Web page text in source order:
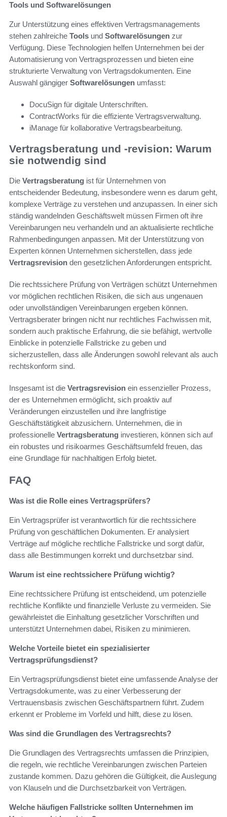
Tools und Softwarelösungen
Zur Unterstützung eines effektiven Vertragsmanagements
stehen zahlreiche Tools und Softwarelösungen zur
Verfügung. Diese Technologien helfen Unternehmen bei der
Automatisierung von Vertragsprozessen und bieten eine
strukturierte Verwaltung von Vertragsdokumenten. Eine
Auswahl gängiger Softwarelösungen umfasst:
DocuSign für digitale Unterschriften.
ContractWorks für die effiziente Vertragsverwaltung.
iManage für kollaborative Vertragsbearbeitung.
Vertragsberatung und -revision: Warum
sie notwendig sind
Die Vertragsberatung ist für Unternehmen von
entscheidender Bedeutung, insbesondere wenn es darum geht,
komplexe Verträge zu verstehen und anzupassen. In einer sich
ständig wandelnden Geschäftswelt müssen Firmen oft ihre
Vereinbarungen neu verhandeln und an aktualisierte rechtliche
Rahmenbedingungen anpassen. Mit der Unterstützung von
Experten können Unternehmen sicherstellen, dass jede
Vertragsrevision den gesetzlichen Anforderungen entspricht.
Die rechtssichere Prüfung von Verträgen schützt Unternehmen
vor möglichen rechtlichen Risiken, die sich aus ungenauen
oder unvollständigen Vereinbarungen ergeben können.
Vertragsberater bringen nicht nur rechtliches Fachwissen mit,
sondern auch praktische Erfahrung, die sie befähigt, wertvolle
Einblicke in potenzielle Fallstricke zu geben und
sicherzustellen, dass alle Änderungen sowohl relevant als auch
rechtskonform sind.
Insgesamt ist die Vertragsrevision ein essenzieller Prozess,
der es Unternehmen ermöglicht, sich proaktiv auf
Veränderungen einzustellen und ihre langfristige
Geschäftstätigkeit abzusichern. Unternehmen, die in
professionelle Vertragsberatung investieren, können sich auf
ein robustes und risikoarmes Geschäftsumfeld freuen, das
eine Grundlage für nachhaltigen Erfolg bietet.
FAQ
Was ist die Rolle eines Vertragsprüfers?
Ein Vertragsprüfer ist verantwortlich für die rechtssichere
Prüfung von geschäftlichen Dokumenten. Er analysiert
Verträge auf mögliche rechtliche Fallstricke und sorgt dafür,
dass alle Bestimmungen korrekt und durchsetzbar sind.
Warum ist eine rechtssichere Prüfung wichtig?
Eine rechtssichere Prüfung ist entscheidend, um potenzielle
rechtliche Konflikte und finanzielle Verluste zu vermeiden. Sie
gewährleistet die Einhaltung gesetzlicher Vorschriften und
unterstützt Unternehmen dabei, Risiken zu minimieren.
Welche Vorteile bietet ein spezialisierter
Vertragsprüfungsdienst?
Ein Vertragsprüfungsdienst bietet eine umfassende Analyse der
Vertragsdokumente, was zu einer Verbesserung der
Vertrauensbasis zwischen Geschäftspartnern führt. Zudem
erkennt er Probleme im Vorfeld und hilft, diese zu lösen.
Was sind die Grundlagen des Vertragsrechts?
Die Grundlagen des Vertragsrechts umfassen die Prinzipien,
die regeln, wie rechtliche Vereinbarungen zwischen Parteien
zustande kommen. Dazu gehören die Gültigkeit, die Auslegung
von Klauseln und die Durchsetzbarkeit von Verträgen.
Welche häufigen Fallstricke sollten Unternehmen im